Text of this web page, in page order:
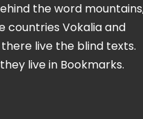
the word
countries Vokalia and
live the blind texts.
live in Bookmarks.